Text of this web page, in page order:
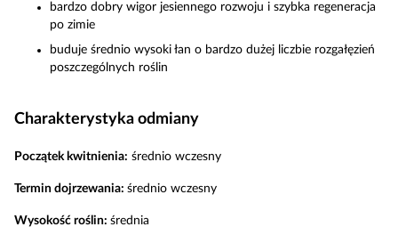
bardzo dobry wigor jesiennego rozwoju i szybka regeneracja
po zimie
buduje średnio wysoki łan o bardzo dużej liczbie rozgałęzień
poszczególnych roślin
Charakterystyka odmiany
Początek kwitnienia: średnio wczesny
Termin dojrzewania: średnio wczesny
Wysokość roślin: średnia